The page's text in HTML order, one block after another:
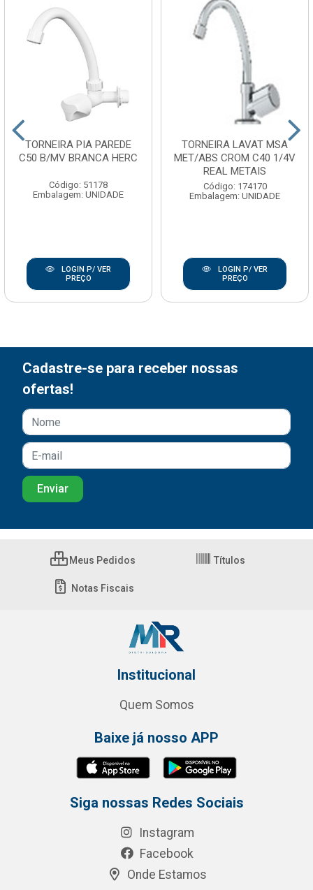
TORNEIRA PIA PAREDE
C50 B/MV BRANCA HERC
Código: 51178
Embalagem: UNIDADE
LOGIN P/ VER
PREÇO
TORNEIRA LAVAT MSA
MET/ABS CROM C40 1/4V
REAL METAIS
Código: 174170
Embalagem: UNIDADE
LOGIN P/ VER
PREÇO
Cadastre-se para receber nossas
ofertas!
Meus Pedidos Títulos
Notas Fiscais
Institucional
Quem Somos
Baixe já nosso APP
Siga nossas Redes Sociais
Instagram
Facebook
Onde Estamos